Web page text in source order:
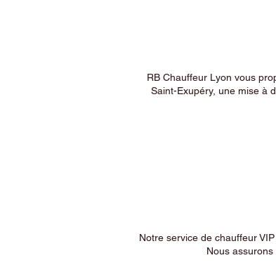
RB Chauffeur Lyon vous
Saint-Exupéry, une mise à
Notre service de chauffeur
Nous